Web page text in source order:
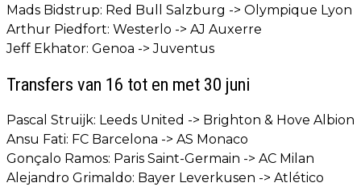
Mads Bidstrup: Red Bull Salzburg -> Olympique Lyon
Arthur Piedfort: Westerlo -> AJ Auxerre
Jeff Ekhator: Genoa -> Juventus
Transfers van 16 tot en met 30 juni
Pascal Struijk: Leeds United -> Brighton & Hove Albion
Ansu Fati: FC Barcelona -> AS Monaco
Gonçalo Ramos: Paris Saint-Germain -> AC Milan
Alejandro Grimaldo: Bayer Leverkusen -> Atlético